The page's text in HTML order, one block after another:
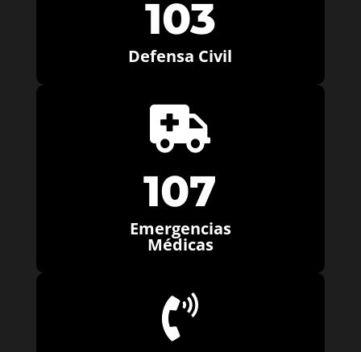
103
Defensa Civil

107
Emergencias
Médicas
